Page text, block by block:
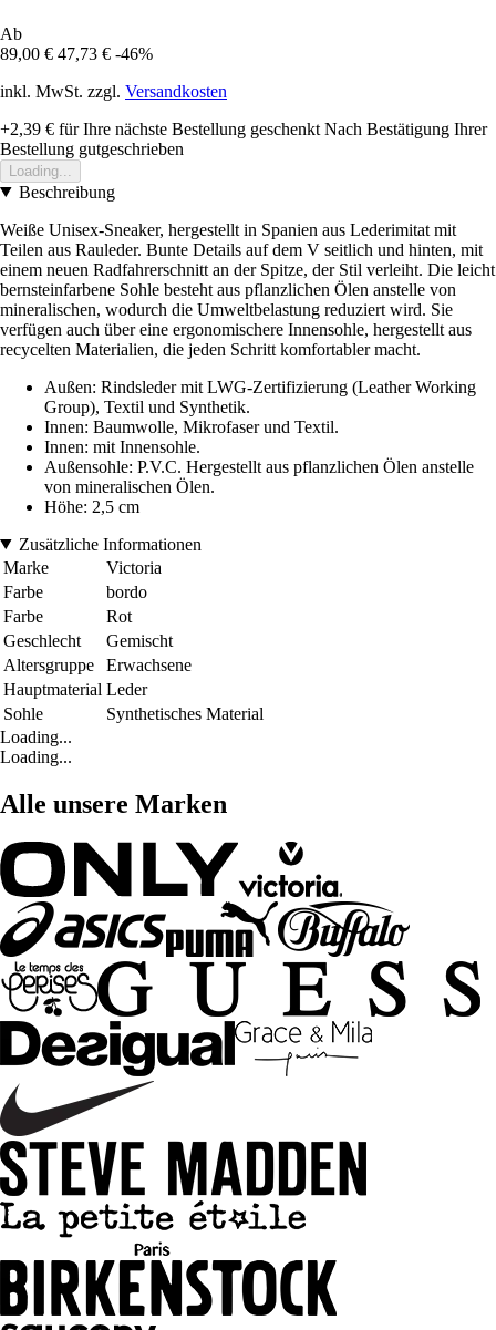
Ab
89,00 € 47,73 € -46%
inkl. MwSt. zzgl. Versandkosten
+2,39 € für Ihre nächste Bestellung geschenkt Nach Bestätigung Ihrer
Bestellung gutgeschrieben
Loading...
Beschreibung
Weiße Unisex-Sneaker, hergestellt in Spanien aus Lederimitat mit
Teilen aus Rauleder. Bunte Details auf dem V seitlich und hinten, mit
einem neuen Radfahrerschnitt an der Spitze, der Stil verleiht. Die leicht
bernsteinfarbene Sohle besteht aus pflanzlichen Ölen anstelle von
mineralischen, wodurch die Umweltbelastung reduziert wird. Sie
verfügen auch über eine ergonomischere Innensohle, hergestellt aus
recycelten Materialien, die jeden Schritt komfortabler macht.
Außen: Rindsleder mit LWG-Zertifizierung (Leather Working
Group), Textil und Synthetik.
Innen: Baumwolle, Mikrofaser und Textil.
Innen: mit Innensohle.
Außensohle: P.V.C. Hergestellt aus pflanzlichen Ölen anstelle
von mineralischen Ölen.
Höhe: 2,5 cm
Zusätzliche Informationen
Marke
Victoria
Farbe
bordo
Farbe
Rot
Geschlecht
Gemischt
Altersgruppe
Erwachsene
Hauptmaterial Leder
Sohle
Synthetisches Material
Loading...
Loading...
Alle unsere Marken